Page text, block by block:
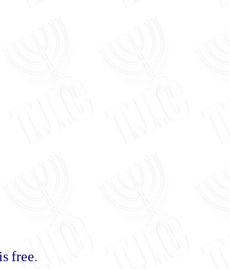
.Using the materials of this site with mentioning the reference is free